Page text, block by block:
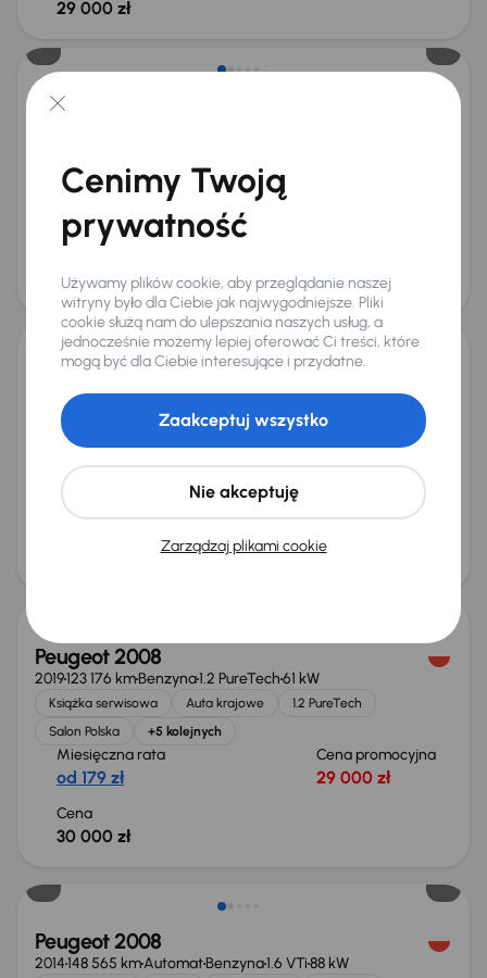
29 000 zł
Peugeot 2008
Auta krajowe
1.2 PureTech +10 kolejnych
od 256 zł
43 000 zł
2016127 060 km
1.2 PureTech Klima Tempomat
Parktronic
Miesięczna rata
od 143 zł
Cena promocyjna
Peugeot 2008
2019123 176 kmBenzyna1.2 PureTech61 kW
Książka serwisowa Auta krajowe
1.2 PureTech
Salon Polska
+5 kolejnych
Miesięczna rata
od 179 zł
Cena promocyjna
29 000 zł
Cena
30 000 zł
Peugeot 2008
2014148 565 kmAutomatBenzyna1.6 VTi88 kW
Cenimy Twoją
prywatność
Używamy plików cookie, aby przeglądanie naszej
witryny było dla Ciebie jak najwygodniejsze. Pliki
cookie służą nam do ulepszania naszych usług, a
jednocześnie możemy lepiej oferować Ci treści, które
mogą być dla Ciebie interesujące i przydatne.
Zarządzaj plikami cookie
Nie akceptuję
Zaakceptuj wszystko